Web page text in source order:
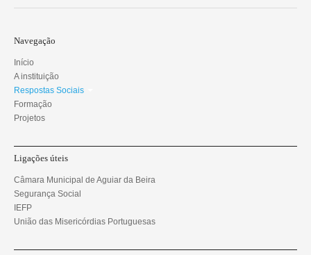
Pré-inscrições
Projetos
Investimento RE-C01-i02
Navegação
Início
A instituição
Respostas Sociais
Formação
Projetos
Ligações úteis
Câmara Municipal de Aguiar da Beira
Segurança Social
IEFP
União das Misericórdias Portuguesas